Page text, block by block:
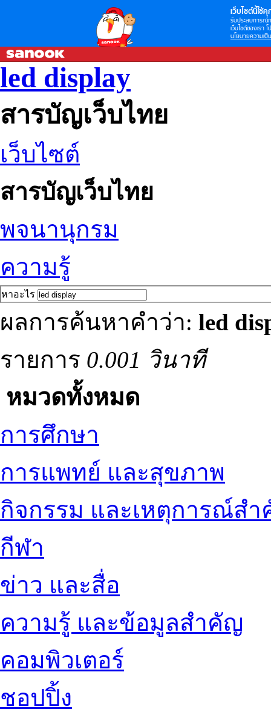
เว็บไซต์นี้ใช้คุ
รับประสบการณ์
เว็บไซต์ของเรา
นโยบายความเป็
led display
สารบัญเว็บไทย
เว็บไซต์
สารบัญเว็บไทย
พจนานุกรม
ความรู้
หาอะไร
ผลการค้นหาคำว่า: led
รายการ 0.001 วินาที
หมวดทั้งหมด
การศึกษา
การแพทย์ และสุขภาพ
กิจกรรม และเหตุการณ์ส
กีฬา
ข่าว และสื่อ
ความรู้ และข้อมูลสำคัญ
คอมพิวเตอร์
ชอปปิ้ง